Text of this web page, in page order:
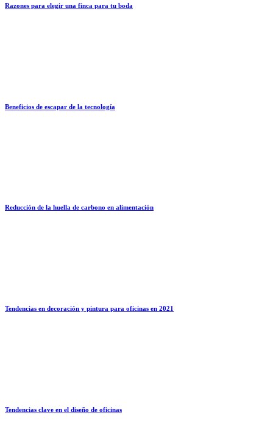
Razones para elegir una finca para tu boda
Beneficios de escapar de la tecnología
Reducción de la huella de carbono en alimentación
Tendencias en decoración y pintura para oficinas en 2021
Tendencias clave en el diseño de oficinas